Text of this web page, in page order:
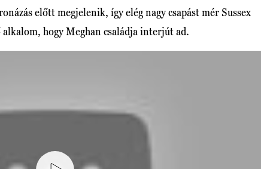
előtt megjelenik, így elég nagy csapást mér Sussex
alkalom, hogy Meghan családja interjút ad.